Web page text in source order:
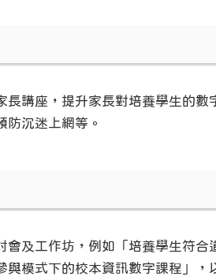
講座，提升家長對培養學生的數
防沉迷上網等。
及工作坊，例如「培養學生符合
模式下的校本資訊數字課程」，